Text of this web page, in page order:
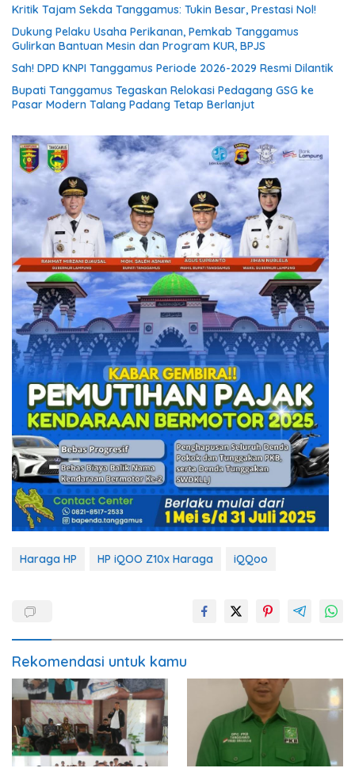
Kritik Tajam Sekda Tanggamus: Tukin Besar, Prestasi Nol!
Dukung Pelaku Usaha Perikanan, Pemkab Tanggamus
Gulirkan Bantuan Mesin dan Program KUR, BPJS
Sah! DPD KNPI Tanggamus Periode 2026-2029 Resmi Dilantik
Bupati Tanggamus Tegaskan Relokasi Pedagang GSG ke
Pasar Modern Talang Padang Tetap Berlanjut
Haraga HP HP iQOO Z10x Haraga iQQoo
Rekomendasi untuk kamu